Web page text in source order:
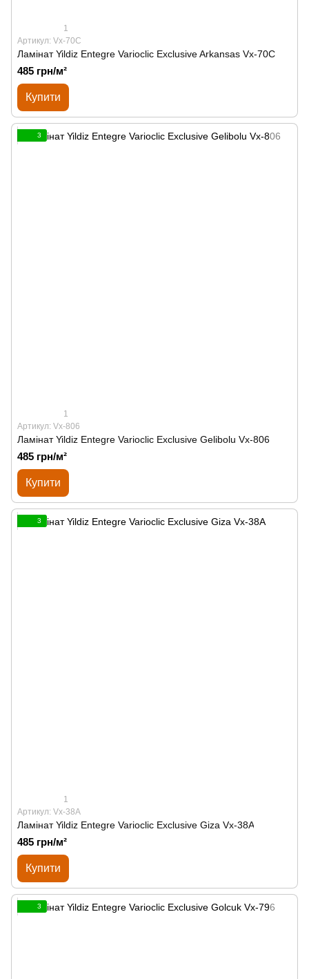
1
Артикул: Vx-70C
Ламінат Yildiz Entegre Varioclic Exclusive Arkansas Vx-70C
485 грн/м²
Купити
3
1
Артикул: Vx-806
Ламінат Yildiz Entegre Varioclic Exclusive Gelibolu Vx-806
485 грн/м²
Купити
3
1
Артикул: Vx-38A
Ламінат Yildiz Entegre Varioclic Exclusive Giza Vx-38A
485 грн/м²
Купити
3